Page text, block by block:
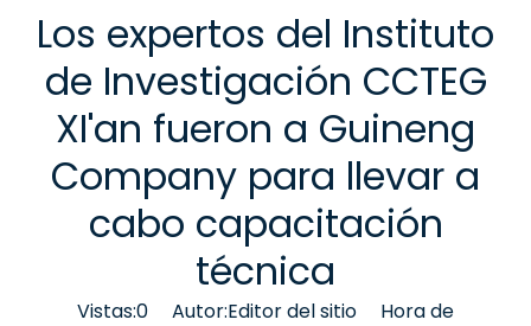
Los expertos del Instituto
de Investigación CCTEG
XI'an fueron a Guineng
Company para llevar a
cabo capacitación
técnica
Vistas:0 Autor:Editor del sitio Hora de